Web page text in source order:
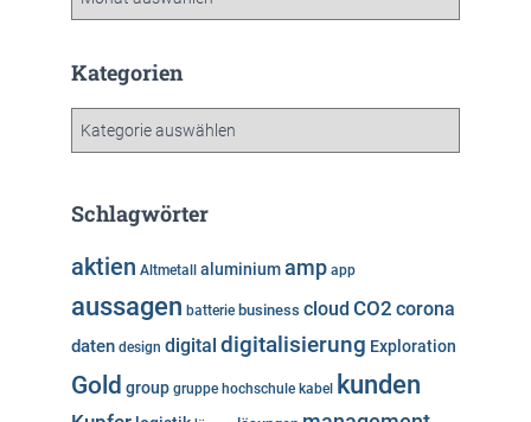
h
Kategorien
g
r
i
n
Schlagwörter
aktien Altmetall aluminiumamp app
aussagen batterie business cloud CO2 corona
daten design digital digitalisierung Exploration
Gold group gruppe hochschule kabel kunden